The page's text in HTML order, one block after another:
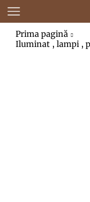
Prima pagină
Iluminat , lampi ,